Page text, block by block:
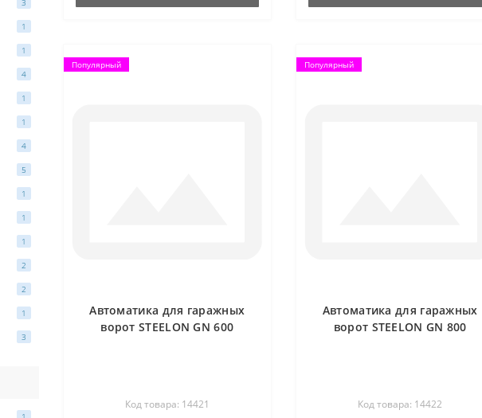
3
1
1
4
1
1
4
5
1
1
1
2
2
1
3
Популярный
Автоматика для гаражных
ворот STEELON GN 600
Код товара: 14421
Популярный
Автоматика для гаражных
ворот STEELON GN 800
Код товара: 14422